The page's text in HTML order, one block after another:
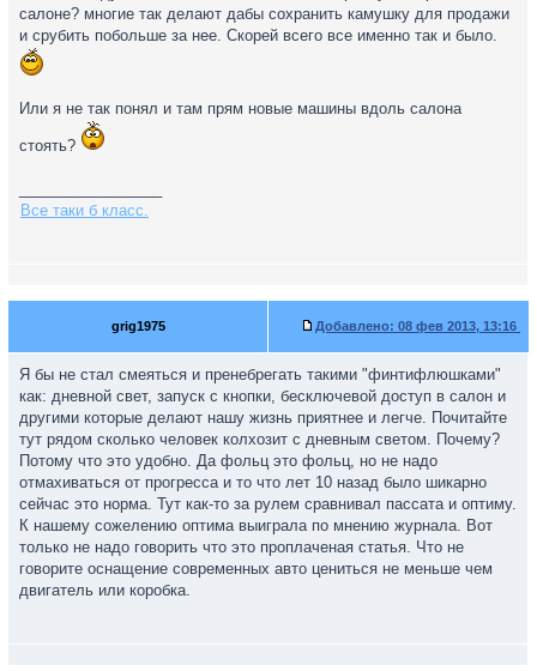
салоне? многие так делают дабы сохранить камушку для продажи
и срубить побольше за нее. Скорей всего все именно так и было.
Или я не так понял и там прям новые машины вдоль салона
стоять?
Все таки б класс.
grig1975 Добавлено: 08 фев 2013, 13:16
Я бы не стал смеяться и пренебрегать такими "финтифлюшками"
как: дневной свет, запуск с кнопки, бесключевой доступ в салон и
другими которые делают нашу жизнь приятнее и легче. Почитайте
тут рядом сколько человек колхозит с дневным светом. Почему?
Потому что это удобно. Да фольц это фольц, но не надо
отмахиваться от прогресса и то что лет 10 назад было шикарно
сейчас это норма. Тут как-то за рулем сравнивал пассата и оптиму.
К нашему сожелению оптима выиграла по мнению журнала. Вот
только не надо говорить что это проплаченая статья. Что не
говорите оснащение современных авто цениться не меньше чем
двигатель или коробка.